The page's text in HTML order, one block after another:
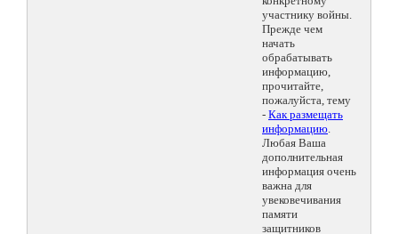
участнику войны.
Прежде чем
начать
обрабатывать
информацию,
прочитайте,
пожалуйста, тему
- Как размещать
информацию.
Любая Ваша
дополнительная
информация очень
важна для
увековечивания
памяти
защитников